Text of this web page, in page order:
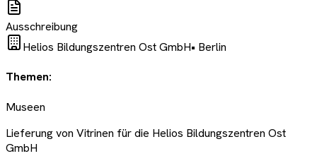
Ausschreibung
Helios Bildungszentren Ost GmbH• Berlin
Themen:
Museen
Lieferung von Vitrinen für die Helios Bildungszentren Ost
GmbH